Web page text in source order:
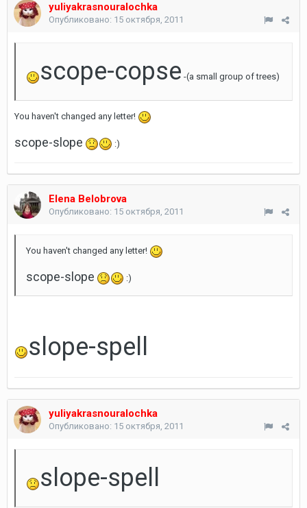
yuliyakrasnouralochka
Опубликовано: 15 октября, 2011
scope-copse -(a small group of trees)
You haven't changed any letter!
scope-slope :)
Elena Belobrova
Опубликовано: 15 октября, 2011
You haven't changed any letter!
scope-slope :)
slope-spell
yuliyakrasnouralochka
Опубликовано: 15 октября, 2011
slope-spell